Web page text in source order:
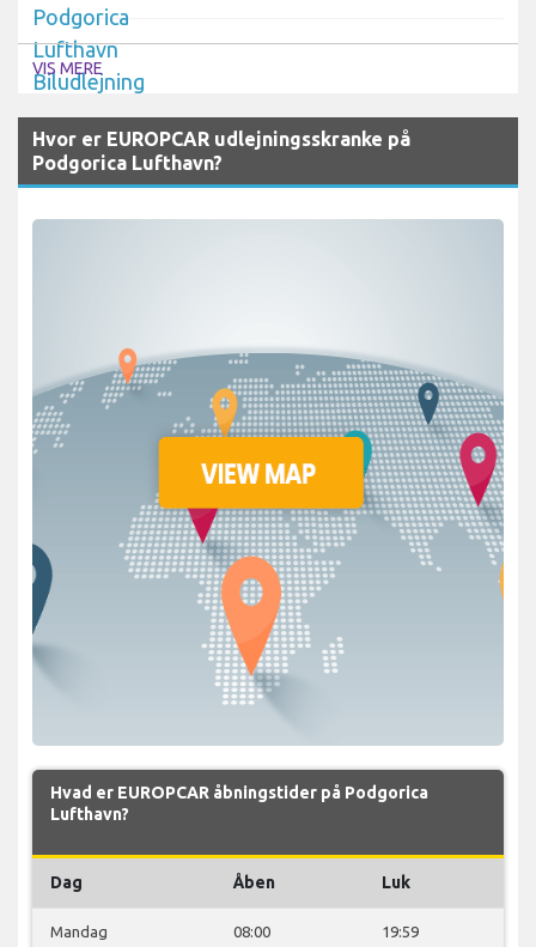
VIS MERE
Hvor er EUROPCAR udlejningsskranke på
Podgorica Lufthavn?
Hvad er EUROPCAR åbningstider på Podgorica
Lufthavn?
Dag Åben Luk
Mandag 08:00 19:59